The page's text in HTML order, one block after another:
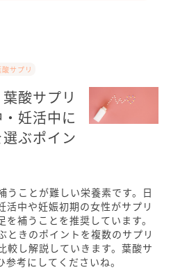
サプリ
酸サプリ
妊活中に
ぶポイン
うことが難しい栄養素です。日
活中や妊娠初期の女性がサプリ
補うことを推奨しています。
ときのポイントを複数のサプリ
較し解説していきます。葉酸サ
考にしてくださいね。